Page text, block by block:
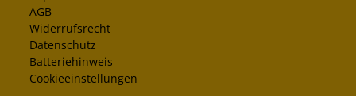
AGB
Widerrufsrecht
Datenschutz
Batteriehinweis
Cookieeinstellungen